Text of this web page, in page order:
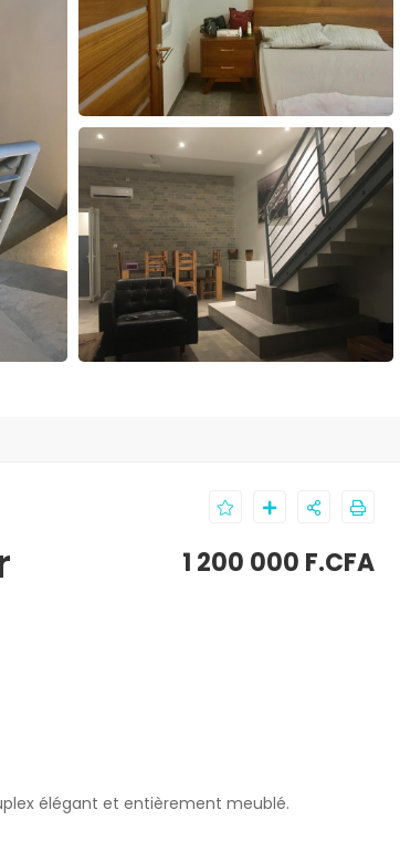
1 200 000 F.CFA
élégant et entièrement meublé.